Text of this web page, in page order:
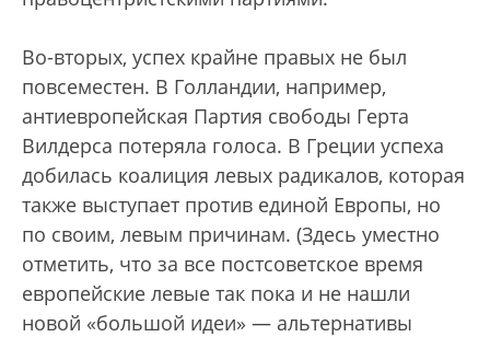
Во-вторых, успех крайне правых не был
повсеместен. В Голландии, например,
антиевропейская Партия свободы Герта
Вилдерса потеряла голоса. В Греции успеха
добилась коалиция левых радикалов, которая
также выступает против единой Европы, но
по своим, левым причинам. (Здесь уместно
отметить, что за все постсоветское время
европейские левые так пока и не нашли
новой «большой идеи» — альтернативы